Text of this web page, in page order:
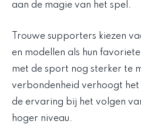
aan de magie van het spel.
Trouwe supporters kiezen
en modellen als hun
met de sport nog sterker te
verbondenheid verhoogt het
de ervaring bij het volgen
hoger niveau.